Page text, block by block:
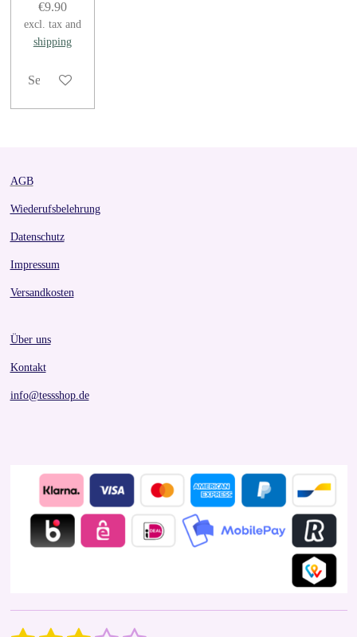
€9.90
excl. tax and
shipping
See details
AGB
Wiederufsbelehrung
Datenschutz
Impressum
Versandkosten
Über uns
Kontakt
info@tessshop.de